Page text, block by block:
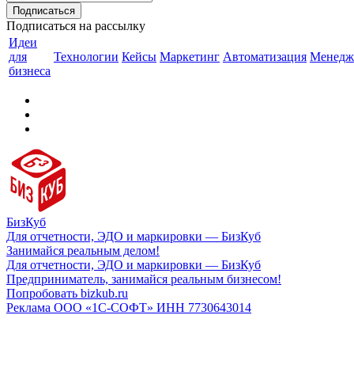
Подписаться на рассылку
Идеи
для
бизнеса
Технологии Кейсы Маркетинг Автоматизация
БизКуб
Для отчетности, ЭДО и маркировки — БизКуб
Занимайся реальным делом!
Для отчетности, ЭДО и маркировки — БизКуб
Предприниматель, занимайся реальным бизнесом!
Попробовать bizkub.ru
Реклама ООО «1С-СОФТ» ИНН 7730643014